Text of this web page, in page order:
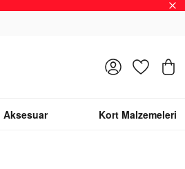
Giriş Yap
Aksesuar Kort Malzemeleri